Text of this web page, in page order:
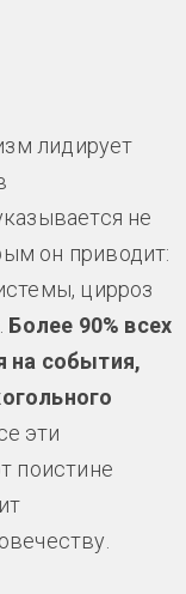
лидирует
не
он приводит:
цирроз
Более 90% всех
на события,
эти
поистине